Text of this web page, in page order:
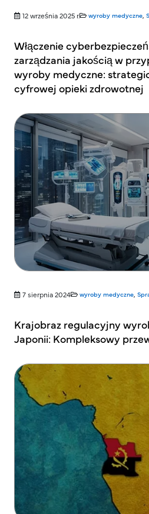
12 września 2025 r. wyroby medyczne
Włączenie
zarządzania jakością w
wyroby medyczne:
cyfrowej opieki zdrowotnej
7 sierpnia 2024 wyroby medyczne
Krajobraz regulacyjny
Japonii: Kompleksowy